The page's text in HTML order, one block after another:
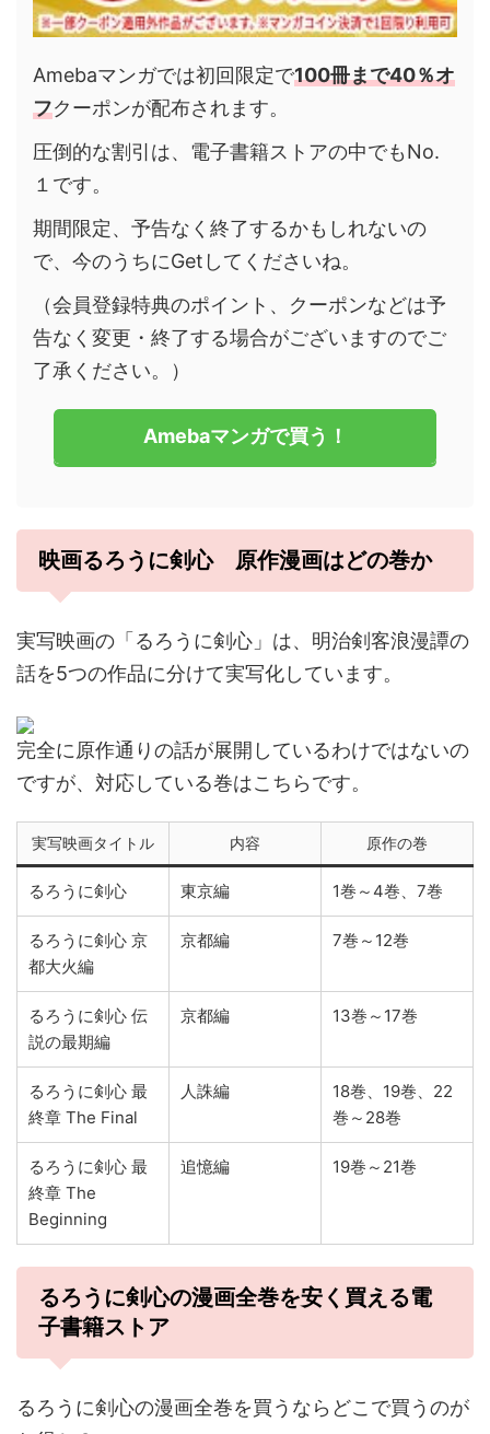
Amebaマンガでは初回限定で100冊まで40％オ
フクーポンが配布されます。
圧倒的な割引は、電子書籍ストアの中でもNo.
１です。
期間限定、予告なく終了するかもしれないの
で、今のうちにGetしてくださいね。
（会員登録特典のポイント、クーポンなどは予
告なく変更・終了する場合がございますのでご
了承ください。）
Amebaマンガで買う！
映画るろうに剣心 原作漫画はどの巻か
実写映画の「るろうに剣心」は、明治剣客浪漫譚の
話を5つの作品に分けて実写化しています。
完全に原作通りの話が展開しているわけではないの
ですが、対応している巻はこちらです。
実写映画タイトル 内容 原作の巻
るろうに剣心 東京編 1巻～4巻、7巻
るろうに剣心 京
都大火編
京都編 7巻～12巻
るろうに剣心 伝
説の最期編
京都編 13巻～17巻
るろうに剣心 最
終章 The Final
人誅編
18巻、19巻、22
巻～28巻
るろうに剣心 最
終章 The
Beginning
追憶編 19巻～21巻
るろうに剣心の漫画全巻を安く買える電
子書籍ストア
るろうに剣心の漫画全巻を買うならどこで買うのが